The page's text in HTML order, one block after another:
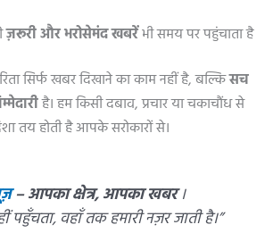
ज़रूरी और भरोसेमंद खबरेंभी समय पर पहुंचाता है
सिर्फ खबर दिखाने का काम नहीं है, बल्किसच
है। हम किसी दबाव, प्रचार या चकाचौंध से
तय होती है आपके सरोकारों से।
– आपका क्षेत्र, आपका खबर।
पहुँचता, वहाँ तक हमारी नज़र जाती है।”